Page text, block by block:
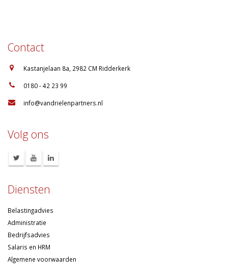
Contact
Kastanjelaan 8a, 2982 CM Ridderkerk
0180 - 42 23 99
info@vandrielenpartners.nl
Volg ons
Diensten
Belastingadvies
Administratie
Bedrijfsadvies
Salaris en HRM
Algemene voorwaarden